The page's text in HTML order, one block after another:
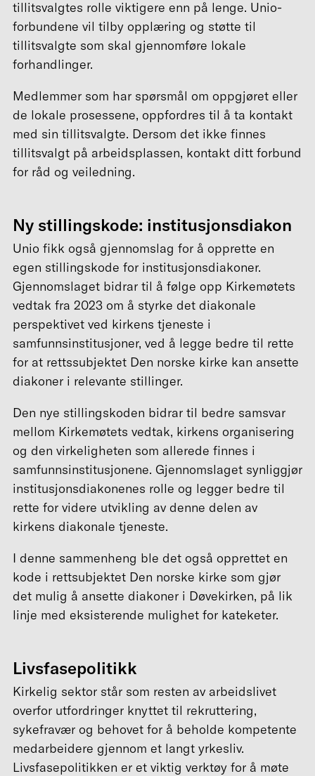
tillitsvalgtes rolle viktigere enn på lenge. Unio-
forbundene vil tilby opplæring og støtte til
tillitsvalgte som skal gjennomføre lokale
forhandlinger.
Medlemmer som har spørsmål om oppgjøret eller
de lokale prosessene, oppfordres til å ta kontakt
med sin tillitsvalgte. Dersom det ikke finnes
tillitsvalgt på arbeidsplassen, kontakt ditt forbund
for råd og veiledning.
Ny stillingskode: institusjonsdiakon
Unio fikk også gjennomslag for å opprette en
egen stillingskode for institusjonsdiakoner.
Gjennomslaget bidrar til å følge opp Kirkemøtets
vedtak fra 2023 om å styrke det diakonale
perspektivet ved kirkens tjeneste i
samfunnsinstitusjoner, ved å legge bedre til rette
for at rettssubjektet Den norske kirke kan ansette
diakoner i relevante stillinger.
Den nye stillingskoden bidrar til bedre samsvar
mellom Kirkemøtets vedtak, kirkens organisering
og den virkeligheten som allerede finnes i
samfunnsinstitusjonene. Gjennomslaget synliggjør
institusjonsdiakonenes rolle og legger bedre til
rette for videre utvikling av denne delen av
kirkens diakonale tjeneste.
I denne sammenheng ble det også opprettet en
kode i rettsubjektet Den norske kirke som gjør
det mulig å ansette diakoner i Døvekirken, på lik
linje med eksisterende mulighet for kateketer.
Livsfasepolitikk
Kirkelig sektor står som resten av arbeidslivet
overfor utfordringer knyttet til rekruttering,
sykefravær og behovet for å beholde kompetente
medarbeidere gjennom et langt yrkesliv.
Livsfasepolitikken er et viktig verktøy for å møte